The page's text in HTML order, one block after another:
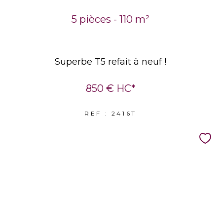
5 pièces - 110 m²
Superbe T5 refait à neuf !
850 € HC*
REF : 2416T